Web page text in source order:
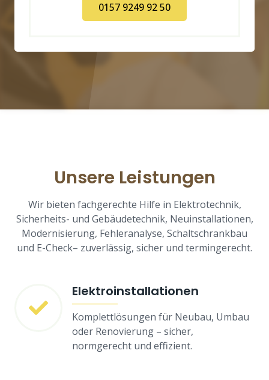
0157 9249 92 50
Unsere Leistungen
Wir bieten fachgerechte Hilfe in Elektrotechnik,
Sicherheits- und Gebäudetechnik, Neuinstallationen,
Modernisierung, Fehleranalyse, Schaltschrankbau
und E-Check– zuverlässig, sicher und termingerecht.
Elektroinstallationen
Komplettlösungen für Neubau, Umbau
oder Renovierung – sicher,
normgerecht und effizient.